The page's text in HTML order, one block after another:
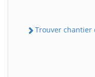
Trouver chantier